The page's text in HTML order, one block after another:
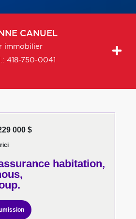
CANUEL
immobilier
418-750-0041
000 $
habitation,